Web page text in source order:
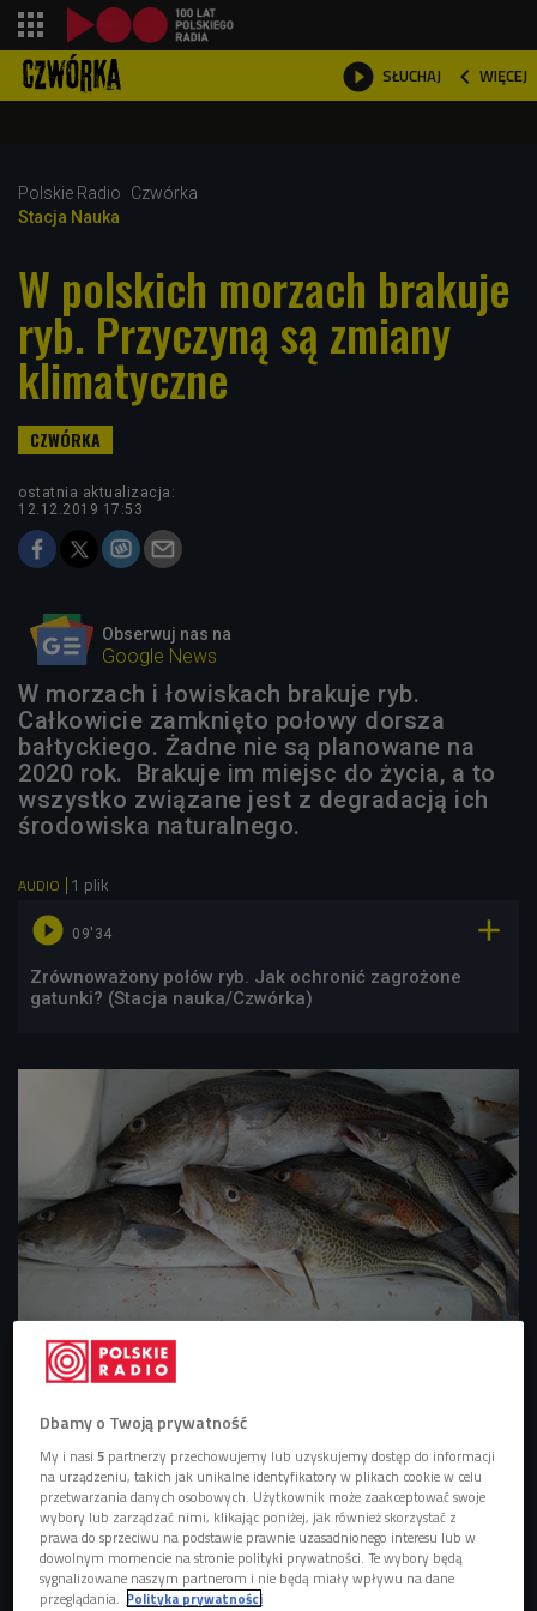
 SŁUCHAJ  WIĘCEJ

Polskie Radio
Czwórka
Stacja Nauka
W polskich morzach brakuje
ryb. Przyczyną są zmiany
klimatyczne
ostatnia aktualizacja:
12.12.2019 17:53
Obserwuj nas na
Google News
W morzach i łowiskach brakuje ryb.
Całkowicie zamknięto połowy dorsza
bałtyckiego. Żadne nie są planowane na
2020 rok. Brakuje im miejsc do życia, a to
wszystko związane jest z degradacją ich
środowiska naturalnego.
AUDIO 1 plik
 09'34 
Zrównoważony połów ryb. Jak ochronić zagrożone
gatunki? (Stacja nauka/Czwórka)
Zdjęcie ilustracyjne Foto: Pixabay
- Ryb jest ich coraz mniej. Po części jest to związane ze
(populacja nie była w stanie wyrównać się w naturalny
sposób), po części jest to związane ze zmianami
klimatycznymi - mówiła Anna Dębicka z organizacji MSC.
Ponieważ morza i oceany pochłaniają 90 procent ciepła,
Dbamy o Twoją prywatność
My i nasi5 partnerzy przechowujemy lub uzyskujemy dostęp do informacji
na urządzeniu, takich jak unikalne identyfikatory w plikach cookie w celu
przetwarzania danych osobowych. Użytkownik może zaakceptować swoje
wybory lub zarządzać nimi, klikając poniżej, jak również skorzystać z
prawa do sprzeciwu na podstawie prawnie uzasadnionego interesu lub w
dowolnym momencie na stronie polityki prywatności. Te wybory będą
sygnalizowane naszym partnerom i nie będą miały wpływu na dane
przeglądania. Polityka prywatności